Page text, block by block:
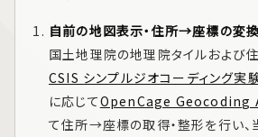
自前の地図表示・住所→座標の変換
国土地理院の地理院タイルおよび
CSIS シンプルジオコーディング実
に応じてOpenCage Geocoding
て住所→座標の取得・整形を行い、